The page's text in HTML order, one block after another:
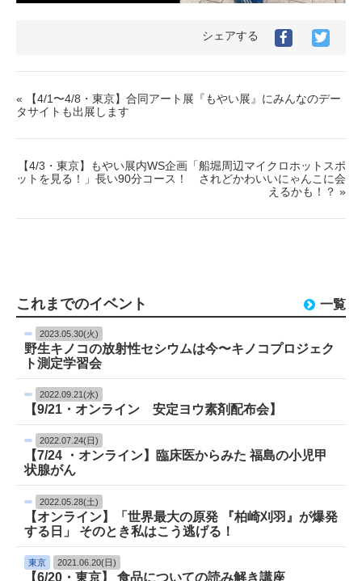
シェアする
« 【4/1〜4/8・東京】合同アート展『もやい展』にみんなのデー
タサイトも出展します
【4/3・東京】もやい展内WS企画「船堀周辺マイクロホットスポ
ットを見る！」長い90分コース！ されどかわいいにゃんこに会
えるかも！？ »
これまでのイベント 一覧
2023.05.30(火)
野生キノコの放射性セシウムは今〜キノコプロジェク
ト測定学習会
2022.09.21(水)
【9/21・オンライン 安定ヨウ素剤配布会】
2022.07.24(日)
【7/24 ・オンライン】臨床医からみた 福島の小児甲
状腺がん
2022.05.28(土)
【オンライン】「世界最大の原発 『柏崎刈羽』が爆発
する日」 そのとき私はこう逃げる！
東京 2021.06.20(日)
【6/20・東京】 食品についての読み解き講座